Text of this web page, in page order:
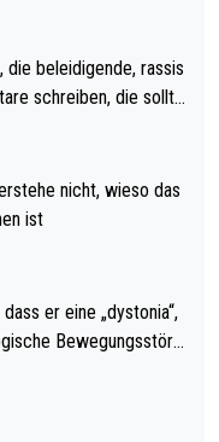
bei Archie Self letzt
Weltmeister durch
Mitchel sich das (in Ve
die beleidigende, rassis
schreiben, die sollte
mich: Luke Little
Social Media GvV p
öfters mal gegen Ric
nicht, wieso das
ist
er eine „dystonia“,
Bewegungsstöru
ihm helfen! Ich glau
Fälle fälschlich psy